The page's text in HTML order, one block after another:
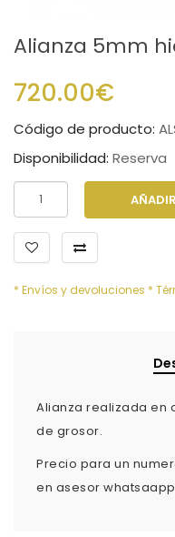
Alianza 5mm
720.00€
Código de producto:
Disponibilidad: Reserva
* Envíos y devoluciones *
Alianza realizada en
de grosor.
Precio para un
en asesor whatsaapp